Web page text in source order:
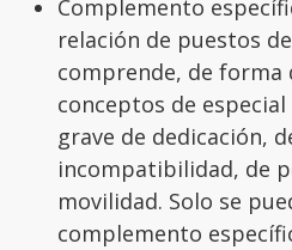
Complemento
relación de puestos
comprende, de forma
conceptos de
grave de dedicación,
incompatibilidad, de
movilidad. Solo se
complemento